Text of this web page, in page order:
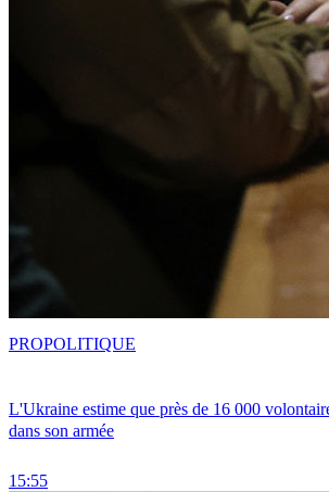
L'Ukraine estime que près de 16 000
dans son armée
15:55
PROPOLITIQUE